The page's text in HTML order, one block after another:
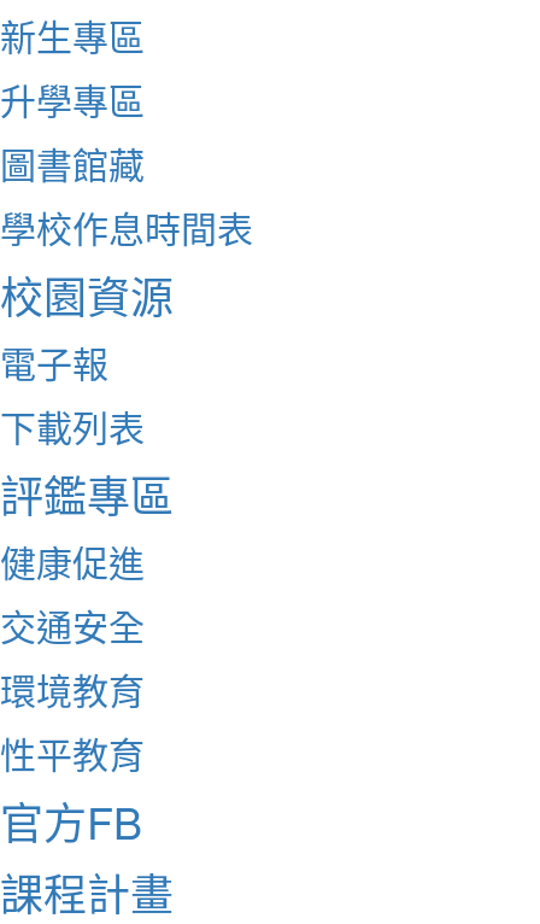
新生專區
升學專區
圖書館藏
學校作息時間表
校園資源
電子報
下載列表
評鑑專區
健康促進
交通安全
環境教育
性平教育
官方FB
課程計畫